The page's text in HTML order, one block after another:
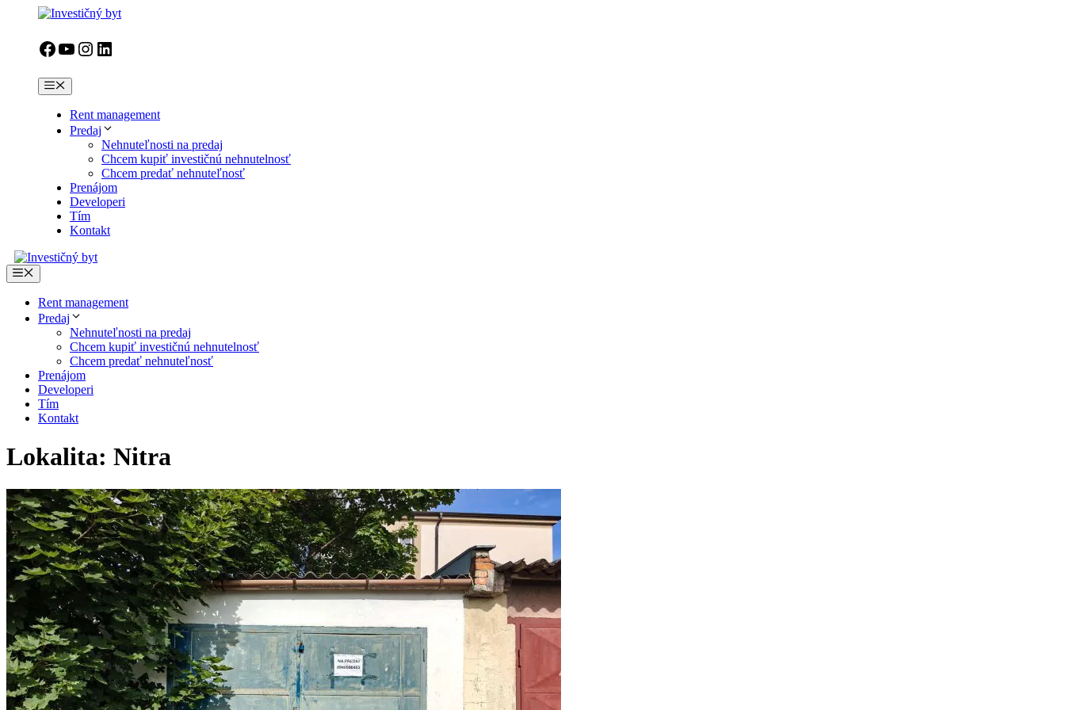
Preskočiť
Facebook
YouTube
Instagram
LinkedIn
Menu
Rent management
Predaj
Nehnuteľnosti na predaj
Chcem kupiť investičnú nehnutelnosť
Chcem predať nehnuteľnosť
Prenájom
Developeri
Tím
Kontakt
Menu
Rent management
Predaj
Nehnuteľnosti na predaj
Chcem kupiť investičnú nehnutelnosť
Chcem predať nehnuteľnosť
Prenájom
Developeri
Tím
Kontakt
Lokalita: Nitra